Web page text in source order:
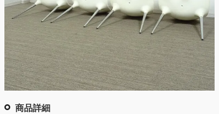
商品詳細